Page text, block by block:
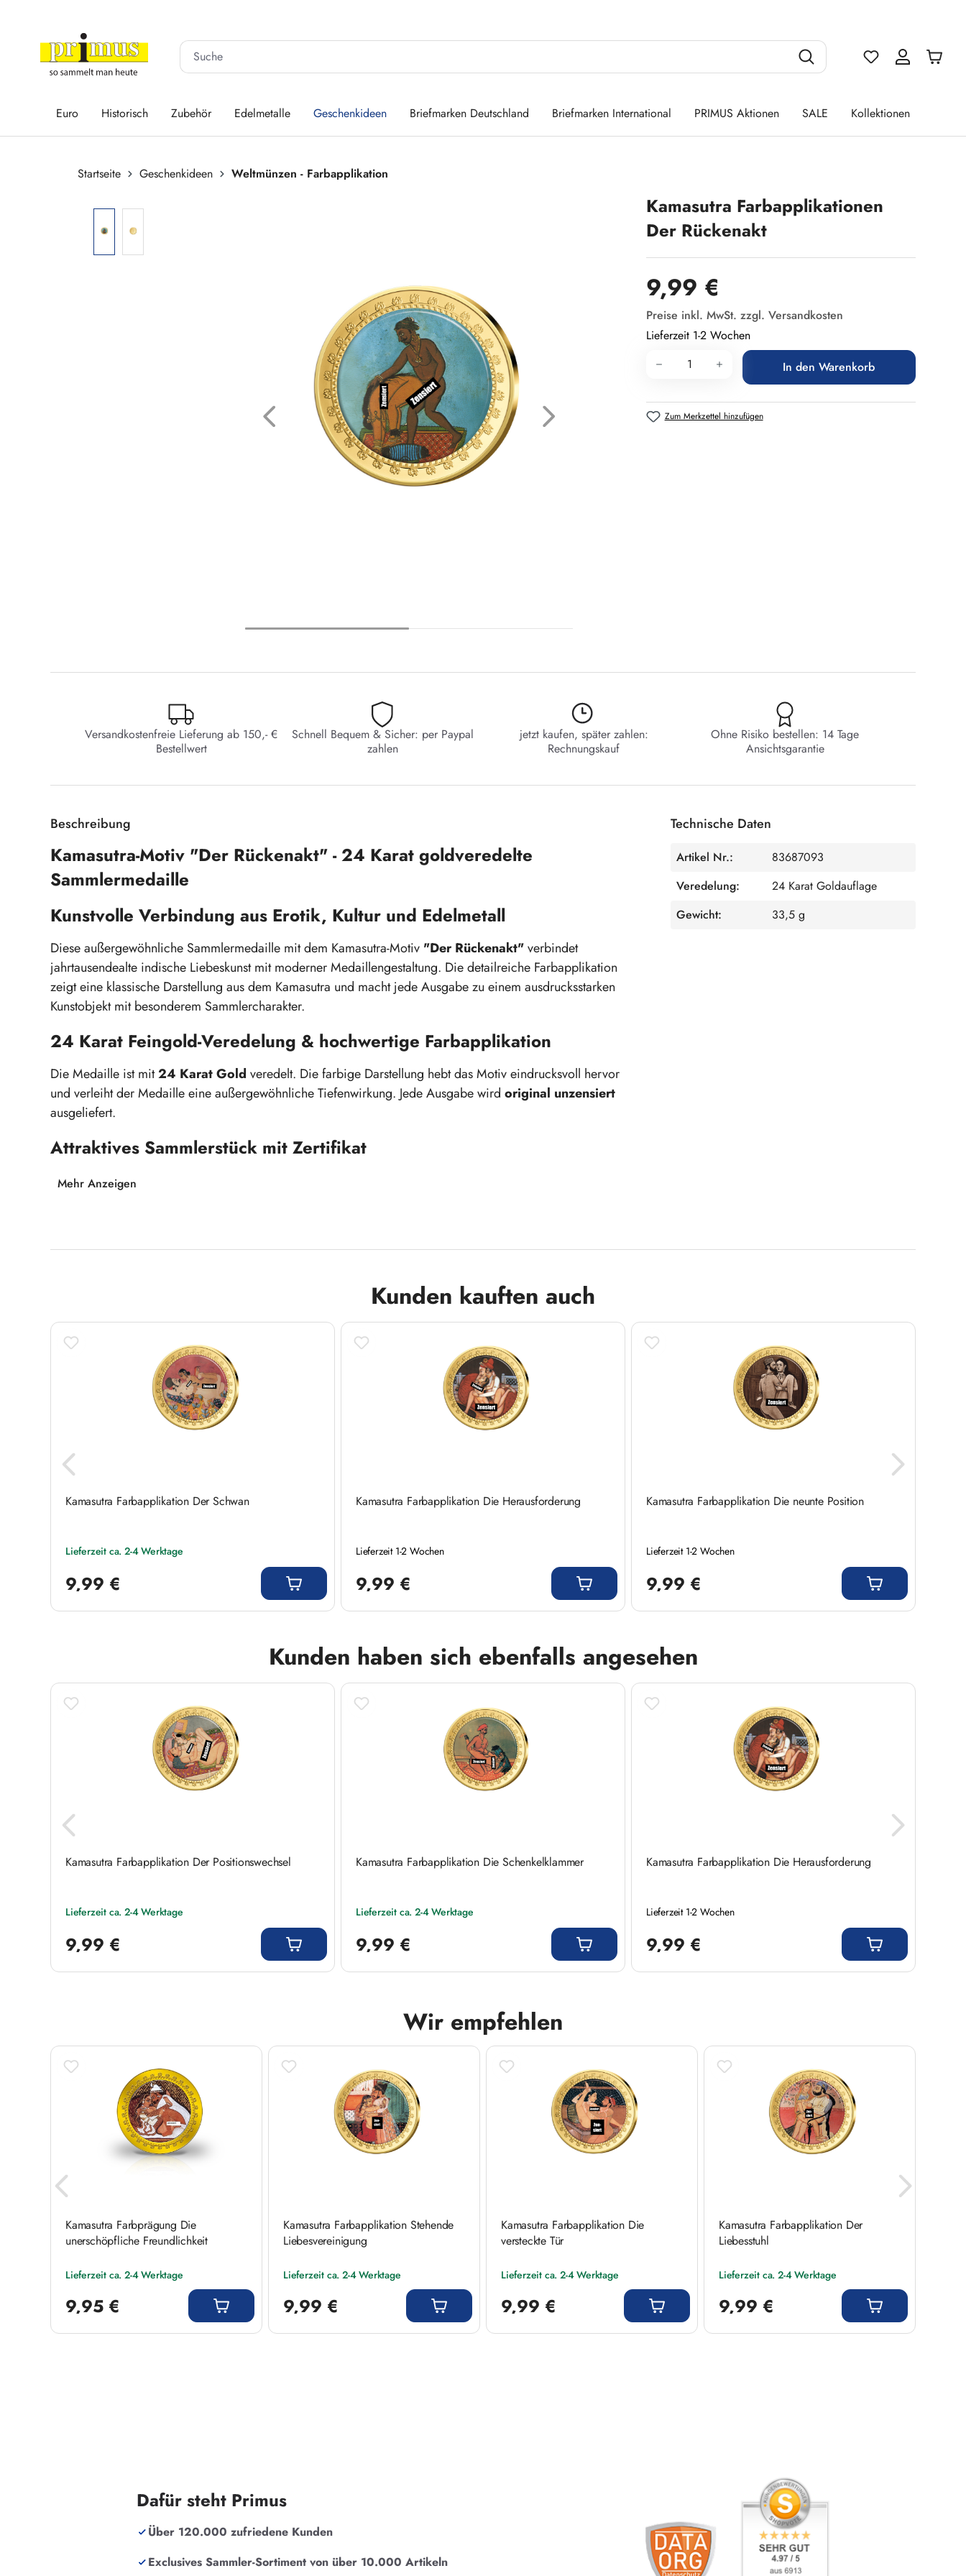
Du hast 0
Euro Historisch Zubehör Edelmetalle Geschenkideen Briefmarken Deutschland Briefmarken International PRIMUS Aktionen SALE Kollektionen
Startseite Geschenkideen
Weltmünzen - Farbapplikation
Kamasutra Farbapplikationen
Der Rückenakt
Regulärer Preis:
9,99 €
Preise inkl. MwSt. zzgl. Versandkosten
Lieferzeit 1-2 Wochen
Produkt Anzahl: Gib den gewünschten
In den Warenkorb
Zum Merkzettel hinzufügen
Versandkostenfreie Lieferung ab 150,- €
Bestellwert
Schnell Bequem & Sicher: per Paypal
zahlen
jetzt kaufen, später zahlen:
Rechnungskauf
Ohne Risiko bestellen: 14 Tage
Ansichtsgarantie
Beschreibung
Kamasutra-Motiv "Der Rückenakt" - 24 Karat goldveredelte
Sammlermedaille
Kunstvolle Verbindung aus Erotik, Kultur und Edelmetall
Diese außergewöhnliche Sammlermedaille mit dem Kamasutra-Motiv "Der Rückenakt"verbindet
jahrtausendealte indische Liebeskunst mit moderner Medaillengestaltung. Die detailreiche Farbapplikation
zeigt eine klassische Darstellung aus dem Kamasutra und macht jede Ausgabe zu einem ausdrucksstarken
Kunstobjekt mit besonderem Sammlercharakter.
24 Karat Feingold-Veredelung & hochwertige Farbapplikation
Die Medaille ist mit24 Karat Gold veredelt. Die farbige Darstellung hebt das Motiv eindrucksvoll hervor
und verleiht der Medaille eine außergewöhnliche Tiefenwirkung. Jede Ausgabe wird original unzensiert
ausgeliefert.
Attraktives Sammlerstück mit Zertifikat
Mit einem Durchmesser von
Kamasutra-Motiv: "Der Rückenakt"
Gewicht: 33,5 g
Originalausgabe bei Auslieferung unzensiert
Inklusive Echtheitszertifikat
Ein faszinierendes Sammlerstück für Liebhaber erotischer Kunst und edler Veredelung - sichern
Sie sich dieses besondere Kamasutra-Motiv.
Technische Daten
Artikel Nr.:
83687093
Veredelung:
24 Karat Goldauflage
Gewicht:
33,5 g
Mehr Anzeigen
Kunden kauften auch
Kamasutra Farbapplikation Der Schwan
Lieferzeit ca. 2-4 Werktage
9,99 €
Kamasutra Farbapplikation Die Herausforderung
Lieferzeit 1-2 Wochen
9,99 €
Kamasutra Farbapplikation Die neunte Position
Lieferzeit 1-2 Wochen
9,99 €
Kunden haben sich ebenfalls angesehen
Kamasutra Farbapplikation Der Positionswechsel
Lieferzeit ca. 2-4 Werktage
9,99 €
Kamasutra Farbapplikation Die Schenkelklammer
Lieferzeit ca. 2-4 Werktage
9,99 €
Kamasutra Farbapplikation Die Herausforderung
Lieferzeit 1-2 Wochen
9,99 €
Wir empfehlen
Produktgalerie überspringen
Kamasutra Farbprägung Die
unerschöpfliche Freundlichkeit
Lieferzeit ca. 2-4 Werktage
9,95 €
Kamasutra Farbapplikation Stehende
Liebesvereinigung
Lieferzeit ca. 2-4 Werktage
9,99 €
Kamasutra Farbapplikation Die
versteckte Tür
Lieferzeit ca. 2-4 Werktage
9,99 €
Kamasutra Farbapplikation Der
Liebesstuhl
Lieferzeit ca. 2-4 Werktage
9,99 €
Dafür steht Primus
Über 120.000 zufriedene Kunden
Exclusives Sammler-Sortiment von über 10.000 Artikeln